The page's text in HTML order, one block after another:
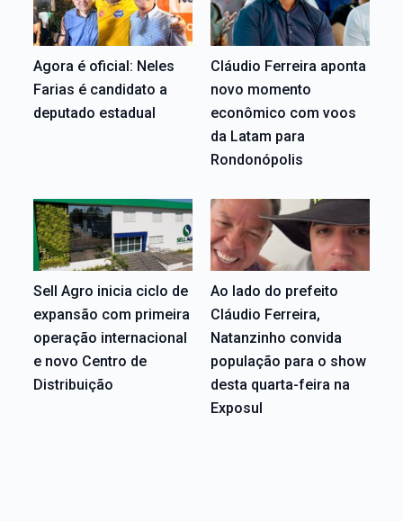
Agora é oficial: Neles
Farias é candidato a
deputado estadual
Cláudio Ferreira aponta
novo momento
econômico com voos
da Latam para
Rondonópolis
Sell Agro inicia ciclo de
expansão com primeira
operação internacional
e novo Centro de
Distribuição
Ao lado do prefeito
Cláudio Ferreira,
Natanzinho convida
população para o show
desta quarta-feira na
Exposul